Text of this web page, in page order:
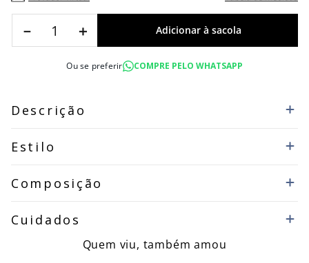
＋
－
Ou se preferir COMPRE PELO WHATSAPP
Descrição
Estilo
Composição
Cuidados
Quem viu, também amou